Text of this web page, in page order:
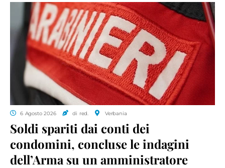
6 Agosto 2026 di red. Verbania
Soldi spariti dai conti dei
condomini, concluse le indagini
dell’Arma su un amministratore